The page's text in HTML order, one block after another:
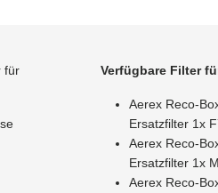
für
Verfügbare Filter
Aerex Reco-
Ersatzfilter 1x
Aerex Reco-
Ersatzfilter 1x
Aerex Reco-